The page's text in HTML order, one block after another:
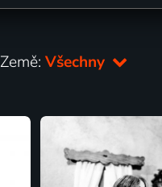
Země:Všechny